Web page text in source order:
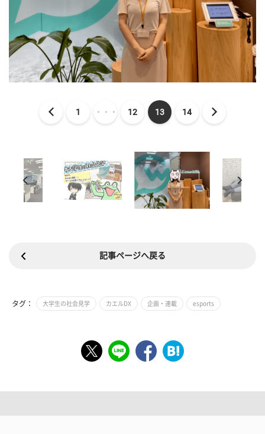
1 ・・・ 12 13 14
記事ページへ戻る
タグ： 大学生の社会見学 カエルDX 企画・連載 esports